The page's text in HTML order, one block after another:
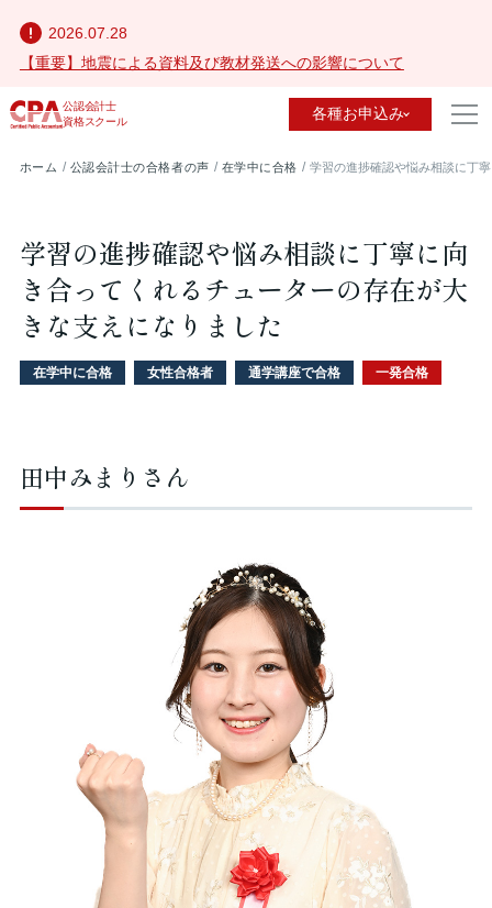
2026.07.28
【重要】地震による資料及び教材発送への影響について
公認会計士
資格スクール
各種お申込み
ホーム 公認会計士の合格者の声 在学中に合格 学習の進捗確認や悩み相談に丁
学習の進捗確認や悩み相談に丁寧に向
き合ってくれるチューターの存在が大
きな支えになりました
在学中に合格 女性合格者 通学講座で合格 一発合格
田中みまりさん